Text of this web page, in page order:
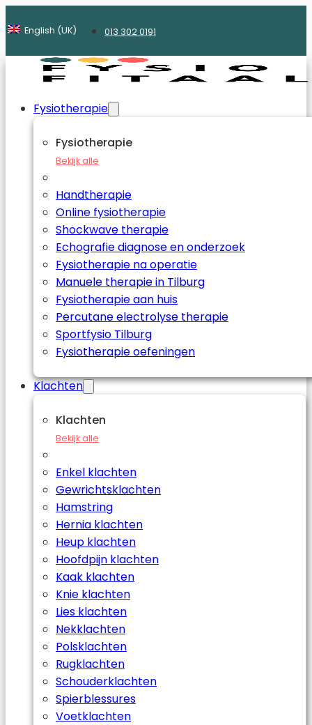
English (UK) 013 302 0191
Fysiotherapie
Fysiotherapie
Bekijk alle
Handtherapie
Online fysiotherapie
Shockwave therapie
Echografie diagnose en onderzoek
Fysiotherapie na operatie
Manuele therapie in Tilburg
Fysiotherapie aan huis
Percutane electrolyse therapie
Sportfysio Tilburg
Fysiotherapie oefeningen
Klachten
Klachten
Bekijk alle
Enkel klachten
Gewrichtsklachten
Hamstring
Hernia klachten
Heup klachten
Hoofdpijn klachten
Kaak klachten
Knie klachten
Lies klachten
Nekklachten
Polsklachten
Rugklachten
Schouderklachten
Spierblessures
Voetklachten